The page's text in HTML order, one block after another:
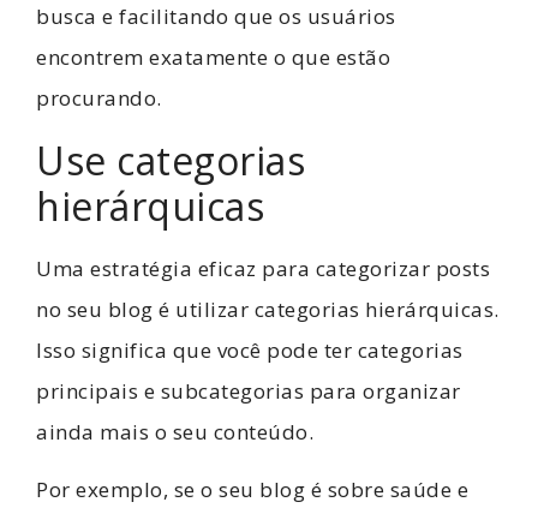
busca e facilitando que os usuários
encontrem exatamente o que estão
procurando.
Use categorias
hierárquicas
Uma estratégia eficaz para categorizar posts
no seu blog é utilizar categorias hierárquicas.
Isso significa que você pode ter categorias
principais e subcategorias para organizar
ainda mais o seu conteúdo.
Por exemplo, se o seu blog é sobre saúde e